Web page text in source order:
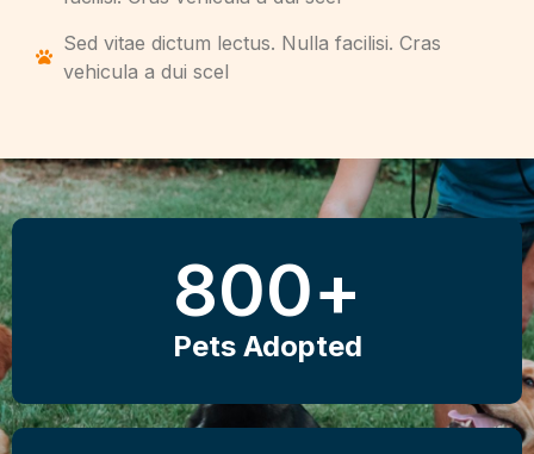
Sed vitae dictum lectus. Nulla facilisi. Cras
vehicula a dui scel
Pets Adopted
800+